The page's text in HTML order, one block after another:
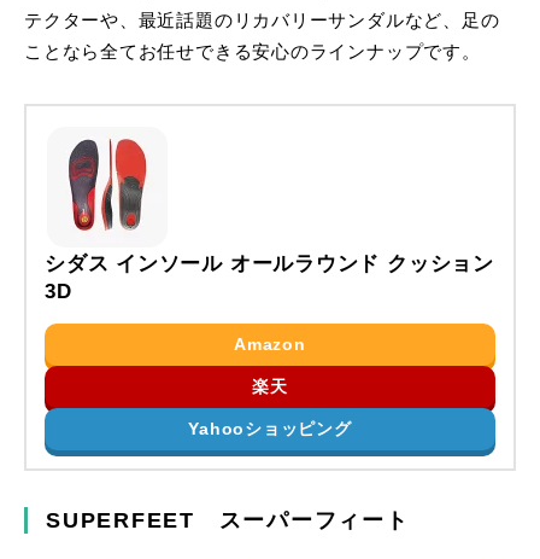
テクターや、最近話題のリカバリーサンダルなど、足の
ことなら全てお任せできる安心のラインナップです。
シダス インソール オールラウンド クッション
3D
Amazon
楽天
Yahooショッピング
SUPERFEET スーパーフィート